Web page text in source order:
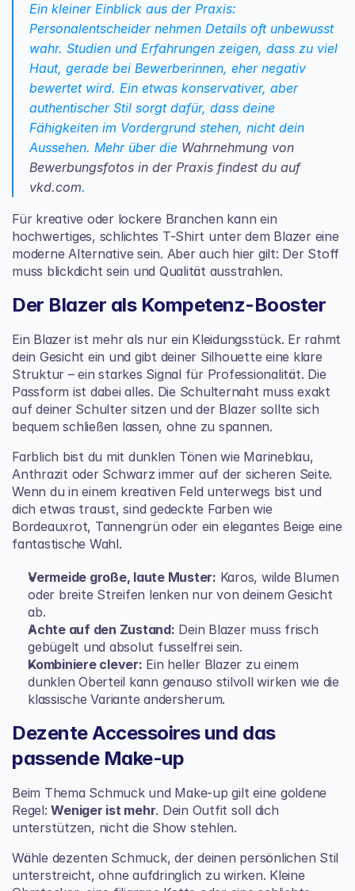
Ein kleiner Einblick aus der Praxis:
Personalentscheider nehmen Details oft unbewusst
wahr. Studien und Erfahrungen zeigen, dass zu viel
Haut, gerade bei Bewerberinnen, eher negativ
bewertet wird. Ein etwas konservativer, aber
authentischer Stil sorgt dafür, dass deine
Fähigkeiten im Vordergrund stehen, nicht dein
Aussehen. Mehr über die Wahrnehmung von
Bewerbungsfotos in der Praxis findest du auf
vkd.com.
Für kreative oder lockere Branchen kann ein
hochwertiges, schlichtes T-Shirt unter dem Blazer eine
moderne Alternative sein. Aber auch hier gilt: Der Stoff
muss blickdicht sein und Qualität ausstrahlen.
Der Blazer als Kompetenz-Booster
Ein Blazer ist mehr als nur ein Kleidungsstück. Er rahmt
dein Gesicht ein und gibt deiner Silhouette eine klare
Struktur – ein starkes Signal für Professionalität. Die
Passform ist dabei alles. Die Schulternaht muss exakt
auf deiner Schulter sitzen und der Blazer sollte sich
bequem schließen lassen, ohne zu spannen.
Farblich bist du mit dunklen Tönen wie Marineblau,
Anthrazit oder Schwarz immer auf der sicheren Seite.
Wenn du in einem kreativen Feld unterwegs bist und
dich etwas traust, sind gedeckte Farben wie
Bordeauxrot, Tannengrün oder ein elegantes Beige eine
fantastische Wahl.
Vermeide große, laute Muster: Karos, wilde Blumen
oder breite Streifen lenken nur von deinem Gesicht
ab.
Achte auf den Zustand: Dein Blazer muss frisch
gebügelt und absolut fusselfrei sein.
Kombiniere clever: Ein heller Blazer zu einem
dunklen Oberteil kann genauso stilvoll wirken wie die
klassische Variante andersherum.
Dezente Accessoires und das
passende Make-up
Beim Thema Schmuck und Make-up gilt eine goldene
Regel: Weniger ist mehr. Dein Outfit soll dich
unterstützen, nicht die Show stehlen.
Wähle dezenten Schmuck, der deinen persönlichen Stil
unterstreicht, ohne aufdringlich zu wirken. Kleine